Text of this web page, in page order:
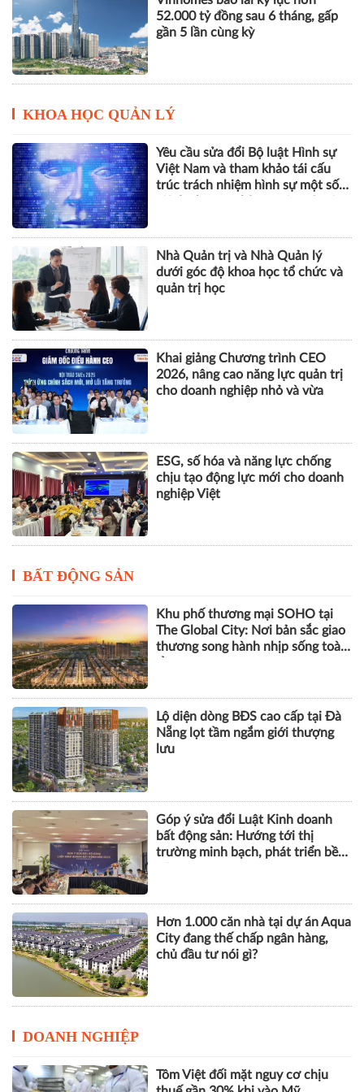
THACO của ông Trần Bá Dương
lãi lớn trở lại nhưng vẫn "gánh"
khối nợ hơn 164.000 tỷ đồng
Vinhomes báo lãi kỷ lục hơn
gần 5 lần cùng kỳ
KHOA HỌC QUẢN LÝ
Yêu cầu sửa đổi Bộ luật Hình sự
Việt Nam và tham khảo tái cấu
trúc trách nhiệm hình sự một số
Nhà Quản trị và Nhà Quản lý
dưới góc độ khoa học tổ chức và
quản trị học
Khai giảng Chương trình CEO
2026, nâng cao năng lực quản trị
cho doanh nghiệp nhỏ và vừa
BẤT ĐỘNG SẢN
Khu phố thương mại SOHO tại
The Global City: Nơi bản sắc giao
thương song hành nhịp sống toàn
Lộ diện dòng BĐS cao cấp tại Đà
Nẵng lọt tầm ngắm giới thượng
lưu
Góp ý sửa đổi Luật Kinh doanh
bất động sản: Hướng tới thị
trường minh bạch, phát triển bền
chủ đầu tư nói gì?